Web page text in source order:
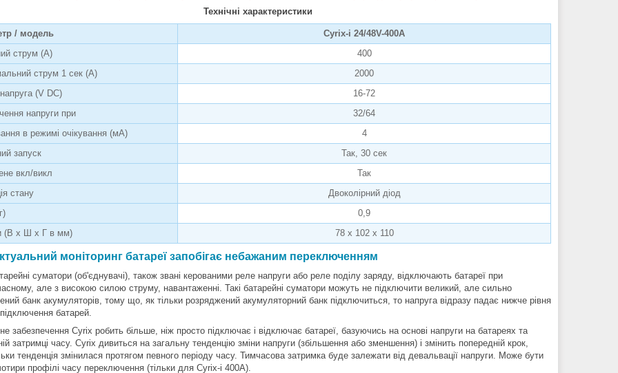
Технічні характеристики
/ модель
Cyrix-i 24/48V-400A
струм (А)
400
струм 1 сек (А)
2000
(V DC)
16-72
напруги при
32/64
в режимі очікування (мА)
4
запуск
Так, 30 сек
вкл/викл
Так
стану
Двоколірний діод
0,9
(В х Ш х Г в мм)
78 x 102 x 110
моніторинг батареї запобігає небажаним переключенням
суматори (об'єднувачі), також звані керованими реле напруги або реле поділу заряду, відключають батареї при
але з високою силою струму, навантаженні. Такі батарейні суматори можуть не підключити великий, але сильно
банк акумуляторів, тому що, як тільки розряджений акумуляторний банк підключиться, то напруга відразу падає нижче рівня
батарей.
забезпечення Cyrix робить більше, ніж просто підключає і відключає батареї, базуючись на основі напруги на батареях та
затримці часу. Cyrix дивиться на загальну тенденцію зміни напруги (збільшення або зменшення) і змінить попередній крок,
тенденція змінилася протягом певного періоду часу. Тимчасова затримка буде залежати від девальвації напруги. Може бути
профілі часу переключення (тільки для Cyrix-i 400A).